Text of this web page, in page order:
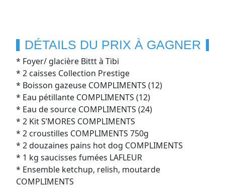
DÉTAILS DU PRIX À GAGNER
* Foyer/ glacière Bittt à Tibi
* 2 caisses Collection Prestige
* Boisson gazeuse COMPLIMENTS (12)
* Eau pétillante COMPLIMENTS (12)
* Eau de source COMPLIMENTS (24)
* 2 Kit S’MORES COMPLIMENTS
* 2 croustilles COMPLIMENTS 750g
* 2 douzaines pains hot dog COMPLIMENTS
* 1 kg saucisses fumées LAFLEUR
* Ensemble ketchup, relish, moutarde
COMPLIMENTS